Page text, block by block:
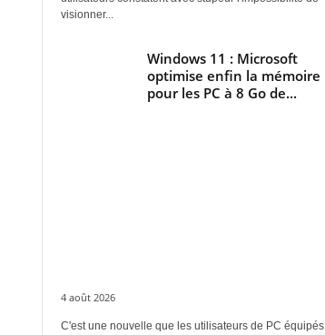
visionner...
Windows 11 : Microsoft
optimise enfin la mémoire
pour les PC à 8 Go de...
4 août 2026
C'est une nouvelle que les utilisateurs de PC équipés